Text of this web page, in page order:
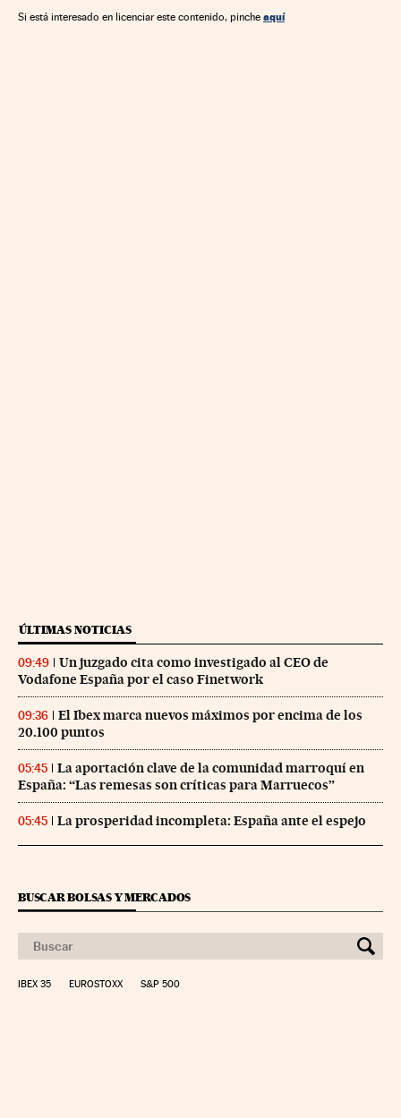
Si está interesado en licenciar este contenido, pinche aquí
ÚLTIMAS NOTICIAS
09:49
Un juzgado cita como investigado al CEO de
Vodafone España por el caso Finetwork
09:36
El Ibex marca nuevos máximos por encima de los
20.100 puntos
05:45
La aportación clave de la comunidad marroquí en
España: “Las remesas son críticas para Marruecos”
05:45 La prosperidad incompleta: España ante el espejo
BUSCAR BOLSAS Y MERCADOS
IBEX 35 EUROSTOXX S&P 500